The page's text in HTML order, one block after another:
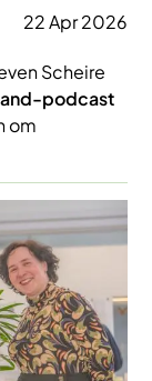
22 Apr 2026
Scheire
podcast
om